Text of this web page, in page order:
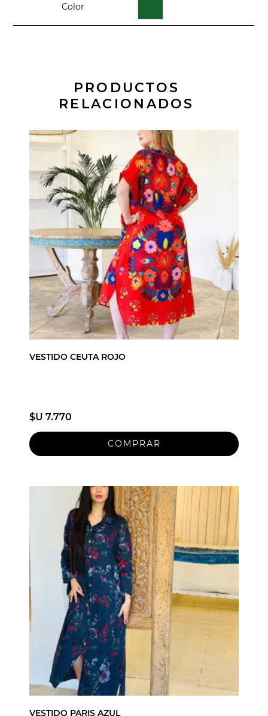
Color
PRODUCTOS
RELACIONADOS
VESTIDO CEUTA ROJO
$U 7.770
VESTIDO PARIS AZUL